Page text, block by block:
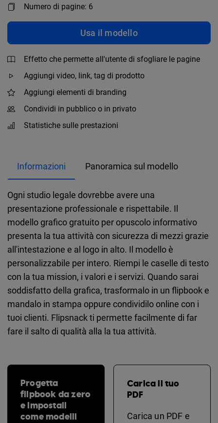
Numero di pagine: 6
Usa il modello
Effetto che permette all'utente di sfogliare le pagine
Aggiungi video, link, tag di prodotto
Aggiungi elementi di branding
Condividi in pubblico o in privato
Statistiche sulle prestazioni
Informazioni Panoramica sul modello
Ogni studio legale dovrebbe avere una
presentazione professionale e rispettabile. Il
modello grafico gratuito per opuscolo informativo
presenta la tua attività con sicurezza di mezzi grazie
all'intestazione e al logo in alto. Il modello è
personalizzabile per intero. Riempi le caselle di testo
con la tua mission, i valori e i servizi. Quando sarai
soddisfatto della grafica, trasformalo in un flipbook e
mandalo in stampa oppure condividilo online con i
tuoi clienti. Flipsnack ti permette facilmente di far
fare il salto di qualità alla la tua attività.
Progetta
flipbook da zero
e impostali
come modelli
Carica il tuo
PDF
Carica un PDF e